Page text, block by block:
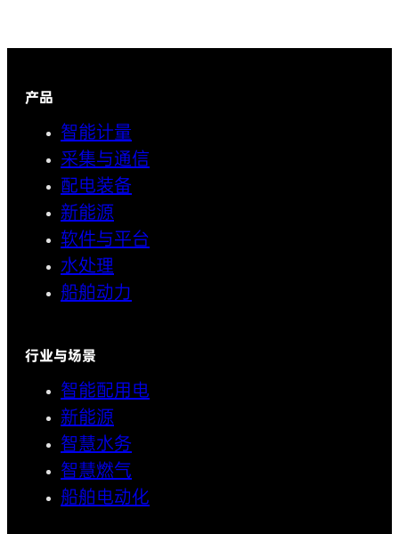
产品
智能计量
采集与通信
配电装备
新能源
软件与平台
水处理
船舶动力
行业与场景
智能配用电
新能源
智慧水务
智慧燃气
船舶电动化